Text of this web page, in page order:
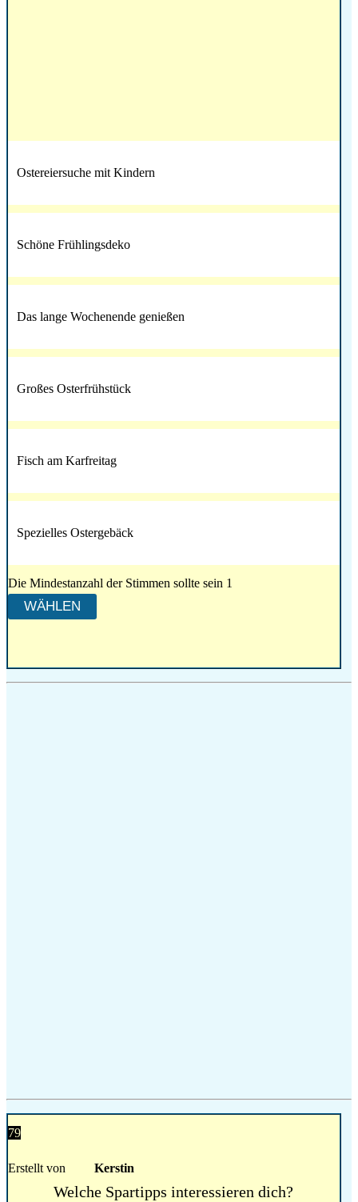
Ostereiersuche mit Kindern
Schöne Frühlingsdeko
Das lange Wochenende genießen
Großes Osterfrühstück
Fisch am Karfreitag
Spezielles Ostergebäck
Die Mindestanzahl der Stimmen sollte sein 1
79
Erstellt von Kerstin
Welche Spartipps interessieren dich?